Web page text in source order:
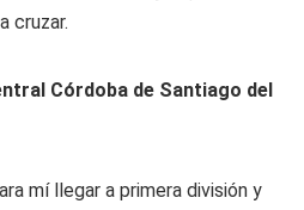
cruzar.
Córdoba de Santiago del
mí llegar a primera división y